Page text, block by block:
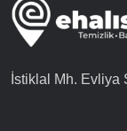
İstiklal Mh. Evliya